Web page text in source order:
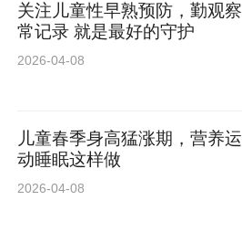
关注儿童性早熟预防，勤观察
常记录 就是最好的守护
2026-04-08
儿童春季身高猛涨期，营养运
动睡眠这样做
2026-04-08